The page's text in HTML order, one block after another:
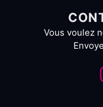
Vous voulez